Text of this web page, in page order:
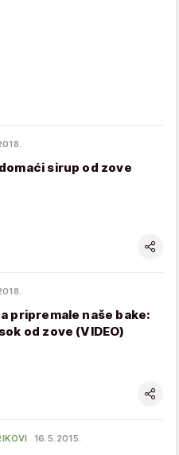
sirup od zove
pripremale naše bake:
od zove (VIDEO)
16.5.2015.